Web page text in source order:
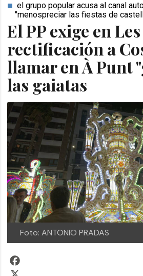
El PP exige en
rectificación a
llamar en À Punt
las gaiatas
el grupo popular acusa al canal
"menospreciar las fiestas de
Foto: ANTONIO PRADAS